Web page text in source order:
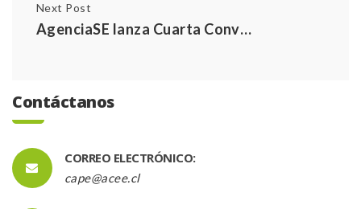
Next Post
AgenciaSE lanza Cuarta Convocatoria para la Acreditación de Evaluadores CAPE
Contáctanos
CORREO ELECTRÓNICO:
cape@acee.cl